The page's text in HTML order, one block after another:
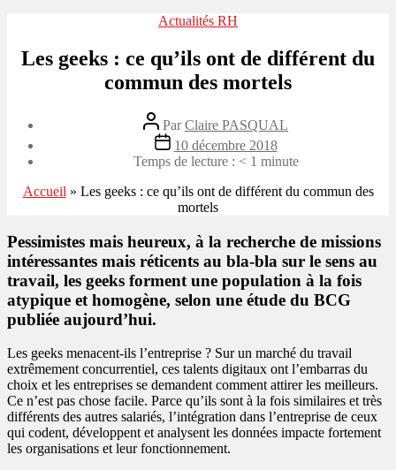
Catégories
Actualités RH
Les geeks : ce qu’ils ont de différent du
commun des mortels
Auteur
de
l’article
ParClaire PASQUAL
Date
de
l’article
10 décembre 2018
Temps de lecture : < 1 minute
Accueil » Les geeks : ce qu’ils ont de différent du commun des
mortels
Pessimistes mais heureux, à la recherche de missions
intéressantes mais réticents au bla-bla sur le sens au
travail, les geeks forment une population à la fois
atypique et homogène, selon une étude du BCG
publiée aujourd’hui.
Les geeks menacent-ils l’entreprise ? Sur un marché du travail
extrêmement concurrentiel, ces talents digitaux ont l’embarras du
choix et les entreprises se demandent comment attirer les meilleurs.
Ce n’est pas chose facile. Parce qu’ils sont à la fois similaires et très
différents des autres salariés, l’intégration dans l’entreprise de ceux
qui codent, développent et analysent les données impacte fortement
les organisations et leur fonctionnement.